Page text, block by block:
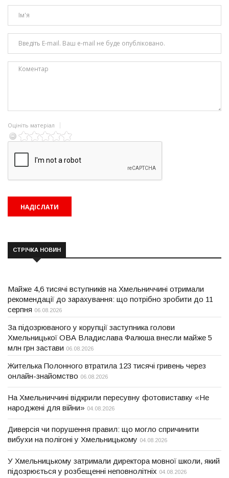
Оцініть матеріал
СТРІЧКА НОВИН
Майже 4,6 тисячі вступників на Хмельниччині отримали
рекомендації до зарахування: що потрібно зробити до 11
серпня 06.08.2026
За підозрюваного у корупції заступника голови
Хмельницької ОВА Владислава Фалюша внесли майже 5
млн грн застави 06.08.2026
Жителька Полонного втратила 123 тисячі гривень через
онлайн-знайомство 06.08.2026
На Хмельниччині відкрили пересувну фотовиставку «Не
народжені для війни» 04.08.2026
Диверсія чи порушення правил: що могло спричинити
вибухи на полігоні у Хмельницькому 04.08.2026
У Хмельницькому затримали директора мовної школи, який
підозрюється у розбещенні неповнолітніх 04.08.2026